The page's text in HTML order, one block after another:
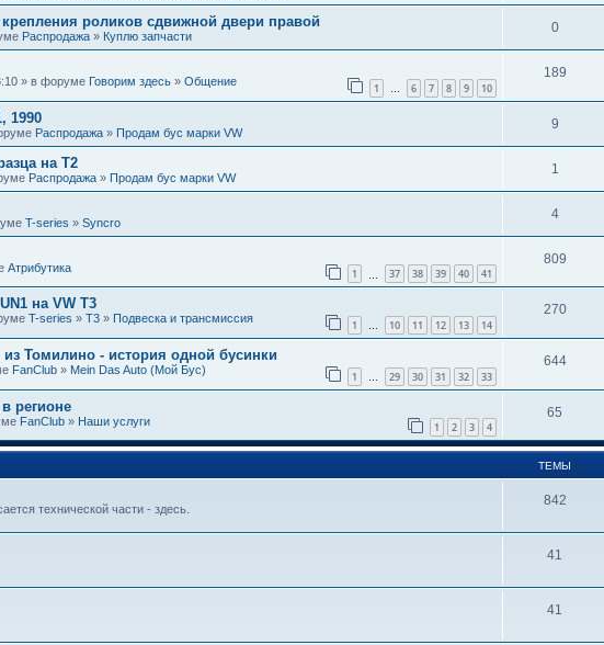
роликов сдвижной двери правой
Распродажа » Куплю запчасти
0
1 … 6 7 8 9 10
» в форуме Говорим здесь » Общение
189
1990
Распродажа » Продам бус марки VW
9
на Т2
Распродажа » Продам бус марки VW
1
T-series » Syncro
4
1 37 38 39 40 41
Атрибутика
809
на VW T3
1 … 10 11 12 13 14
T-series » T3 » Подвеска и трансмиссия
270
из Томилино - история одной бусинки
1 … 29 30 31 32 33
FanClub » Mein Das Auto (Мой Бус)
644
регионе
1 2 3 4
FanClub » Наши услуги
65
ТЕМЫ
технической части - здесь.
842
41
41